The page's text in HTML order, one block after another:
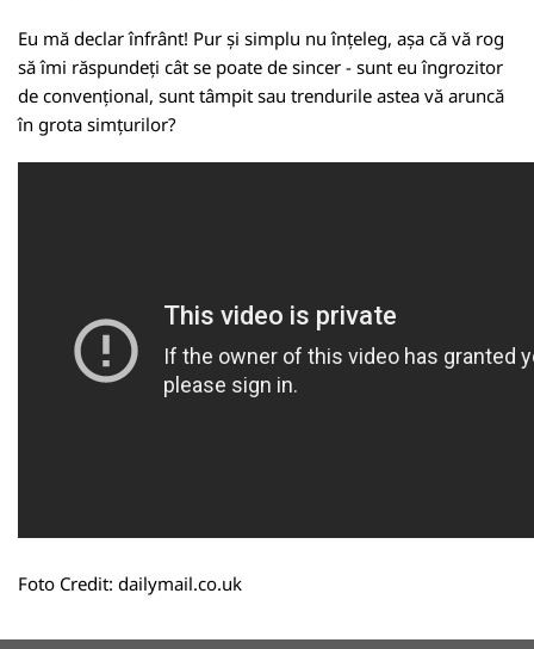
Eu mă declar înfrânt! Pur și simplu nu înțeleg, așa că vă rog
să îmi răspundeți cât se poate de sincer - sunt eu îngrozitor
de convențional, sunt tâmpit sau trendurile astea vă aruncă
în grota simțurilor?
Foto Credit: dailymail.co.uk